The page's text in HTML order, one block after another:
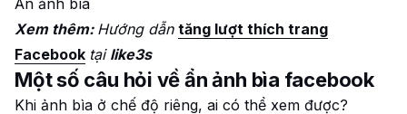
Ẩn ảnh bìa
Xem thêm: Hướng dẫn tăng lượt thích trang
Facebook tại like3s
Một số câu hỏi về ẩn ảnh bìa facebook
Khi ảnh bìa ở chế độ riêng, ai có thể xem được?